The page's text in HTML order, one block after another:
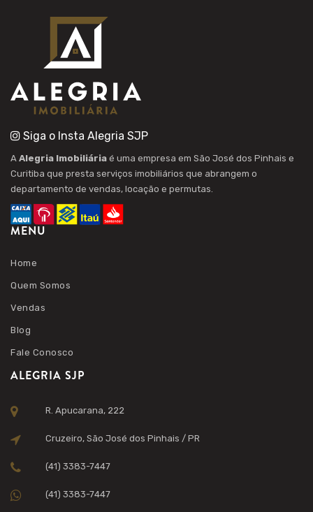
Siga o Insta Alegria SJP
A Alegria Imobiliária é uma empresa em São José dos Pinhais e
Curitiba que presta serviços imobiliários que abrangem o
departamento de vendas, locação e permutas.
MENU
Home
Quem Somos
Vendas
Blog
Fale Conosco
ALEGRIA SJP
R. Apucarana, 222
Cruzeiro, São José dos Pinhais / PR
(41) 3383-7447
(41) 3383-7447